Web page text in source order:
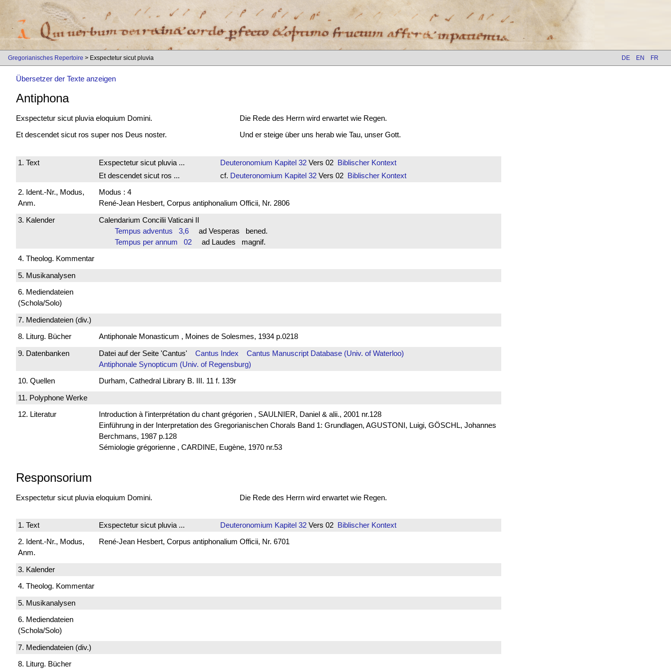
Gregorianisches Repertoire > Exspectetur sicut pluvia DE EN FR
Übersetzer der Texte anzeigen
Antiphona
Exspectetur sicut pluvia eloquium Domini.
Die Rede des Herrn wird erwartet wie Regen.
Et descendet sicut ros super nos Deus noster.
Und er steige über uns herab wie Tau, unser Gott.
1. Text Exspectetur sicut pluvia ... Deuteronomium Kapitel 32Vers 02 Biblischer Kontext
Et descendet sicut ros ...
cf. Deuteronomium Kapitel 32Vers 02 Biblischer Kontext
2. Ident.-Nr., Modus,
Anm.
Modus : 4
René-Jean Hesbert, Corpus antiphonalium Officii, Nr. 2806
3. Kalender
Calendarium Concilii Vaticani II
Tempus adventus 3,6ad Vesperas bened.
Tempus per annum 02ad Laudes magnif.
4. Theolog. Kommentar
5. Musikanalysen
6. Mediendateien
(Schola/Solo)
7. Mediendateien (div.)
8. Liturg. Bücher
Antiphonale Monasticum , Moines de Solesmes, 1934 p.0218
9. Datenbanken
Datei auf der Seite 'Cantus' Cantus Index
Cantus Manuscript Database (Univ. of Waterloo)
Antiphonale Synopticum (Univ. of Regensburg)
10. Quellen
Durham, Cathedral Library B. III. 11 f. 139r
11. Polyphone Werke
12. Literatur
Introduction à l'interprétation du chant grégorien , SAULNIER, Daniel & alii., 2001 nr.128
Einführung in der Interpretation des Gregorianischen Chorals Band 1: Grundlagen, AGUSTONI, Luigi, GÖSCHL, Johannes
Berchmans, 1987 p.128
Sémiologie grégorienne , CARDINE, Eugène, 1970 nr.53
Responsorium
Exspectetur sicut pluvia eloquium Domini. Die Rede des Herrn wird erwartet wie Regen.
1. Text Exspectetur sicut pluvia ... Deuteronomium Kapitel 32Vers 02 Biblischer Kontext
2. Ident.-Nr., Modus,
Anm.
René-Jean Hesbert, Corpus antiphonalium Officii, Nr. 6701
3. Kalender
4. Theolog. Kommentar
5. Musikanalysen
6. Mediendateien
(Schola/Solo)
7. Mediendateien (div.)
8. Liturg. Bücher